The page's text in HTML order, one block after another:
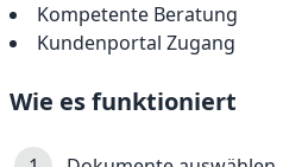
Kompetente Beratung
Kundenportal Zugang
Wie es funktioniert